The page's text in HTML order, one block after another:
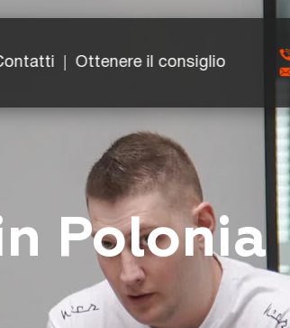
Ottenere il consiglio
Polonia